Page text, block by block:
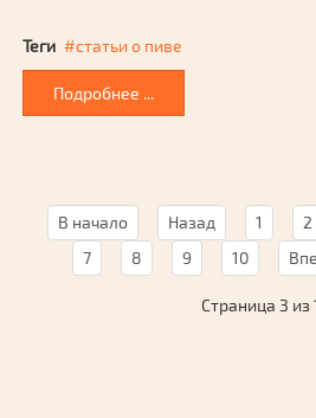
Теги статьи о пиве
Подробнее ...
В начало Назад 1 2
7
8 9 10
Страница 3 из